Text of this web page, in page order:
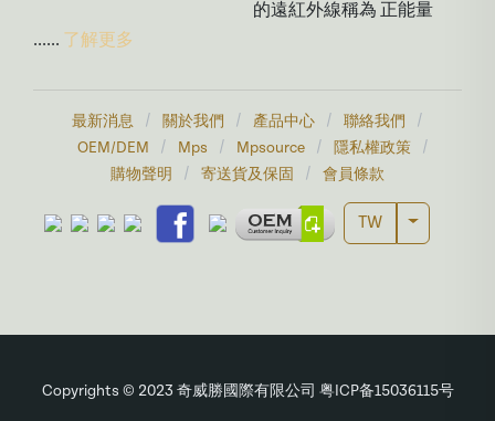
的遠紅外線稱為 正能量
...... 了解更多
最新消息 / 關於我們 / 產品中心 / 聯絡我們 /
OEM/DEM / Mps / Mpsource / 隱私權政策 /
購物聲明 / 寄送貨及保固 / 會員條款
TW Toggle
Copyrights © 2023 奇威勝國際有限公司 粤ICP备15036115号